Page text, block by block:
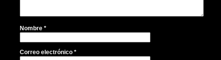
Nombre *
Correo electrónico *